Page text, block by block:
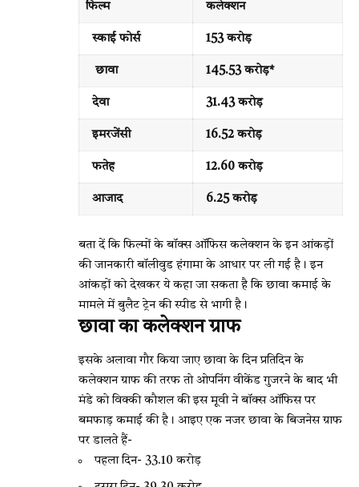
फिल्म कलेक्शन
स्काई फोर्स 153 करोड़
छावा 145.53 करोड़*
देवा 31.43 करोड़
इमरजेंसी 16.52 करोड़
फतेह 12.60 करोड़
आजाद 6.25 करोड़
बता दें कि फिल्मों के बॉक्स ऑफिस कलेक्शन के इन आंकड़ों
की जानकारी बॉलीवुड हंगामा के आधार पर ली गई है। इन
आंकड़ों को देखकर ये कहा जा सकता है कि छावा कमाई के
मामले में बुलैट ट्रेन की स्पीड से भागी है।
छावा का कलेक्शन ग्राफ
इसके अलावा गौर किया जाए छावा के दिन प्रतिदिन के
कलेक्शन ग्राफ की तरफ तो ओपनिंग वीकेंड गुजरने के बाद भी
मंडे को विक्की कौशल की इस मूवी ने बॉक्स ऑफिस पर
बमफाड़ कमाई की है। आइए एक नजर छावा के बिजनेस ग्राफ
पर डालते हैं-
पहला दिन- 33.10 करोड़